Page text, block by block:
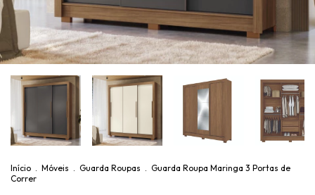
Início . Móveis . Guarda Roupas . Guarda Roupa Maringa 3 Portas de
Correr